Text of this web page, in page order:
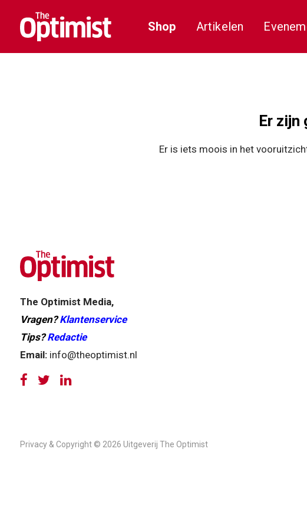
Shop Artikelen
Er zijn
Er is iets moois in het
The Optimist Media,
Vragen? Klantenservice
Tips? Redactie
Email: info@theoptimist.nl
Privacy & Copyright © 2026 Uitgeverij The Optimist